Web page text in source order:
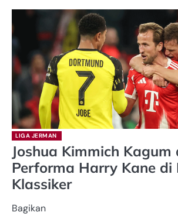
LIGA JERMAN
Joshua Kimmich Kagum
Performa Harry Kane di
Klassiker
Bagikan